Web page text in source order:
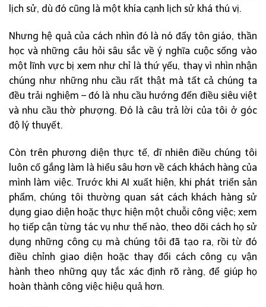
lịch sử, dù đó cũng là một khía cạnh lịch sử khá thú vị.
Nhưng hệ quả của cách nhìn đó là nó đẩy tôn giáo, thần
học và những câu hỏi sâu sắc về ý nghĩa cuộc sống vào
một lĩnh vực bị xem như chỉ là thứ yếu, thay vì nhìn nhận
chúng như những nhu cầu rất thật mà tất cả chúng ta
đều trải nghiệm – đó là nhu cầu hướng đến điều siêu việt
và nhu cầu thờ phượng. Đó là câu trả lời của tôi ở góc
độ lý thuyết.
Còn trên phương diện thực tế, dĩ nhiên điều chúng tôi
luôn cố gắng làm là hiểu sâu hơn về cách khách hàng của
mình làm việc. Trước khi AI xuất hiện, khi phát triển sản
phẩm, chúng tôi thường quan sát cách khách hàng sử
dụng giao diện hoặc thực hiện một chuỗi công việc; xem
họ tiếp cận từng tác vụ như thế nào, theo dõi cách họ sử
dụng những công cụ mà chúng tôi đã tạo ra, rồi từ đó
điều chỉnh giao diện hoặc thay đổi cách công cụ vận
hành theo những quy tắc xác định rõ ràng, để giúp họ
hoàn thành công việc hiệu quả hơn.